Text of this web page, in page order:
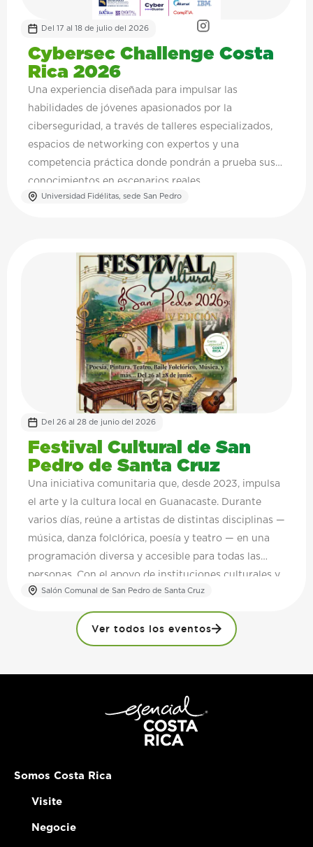
Del 17 al 18 de julio del 2026
Cybersec Challenge Costa
Rica 2026
Una experiencia diseñada para impulsar las
habilidades de jóvenes apasionados por la
ciberseguridad, a través de talleres especializados,
espacios de networking con expertos y una
competencia práctica donde pondrán a prueba sus
conocimientos en escenarios reales.
Universidad Fidélitas, sede San Pedro
Del 26 al 28 de junio del 2026
Festival Cultural de San
Pedro de Santa Cruz
Una iniciativa comunitaria que, desde 2023, impulsa
el arte y la cultura local en Guanacaste. Durante
varios días, reúne a artistas de distintas disciplinas —
música, danza folclórica, poesía y teatro — en una
programación diversa y accesible para todas las
personas. Con el apoyo de instituciones culturales y
actores locales, el festival se consolida como un
espacio de encuentro que fortalece la identidad,
promueve el talento nacional y dinamiza la vida
cultural de la comunidad.
Salón Comunal de San Pedro de Santa Cruz
Ver todos los eventos
Somos Costa Rica
Visite
Negocie